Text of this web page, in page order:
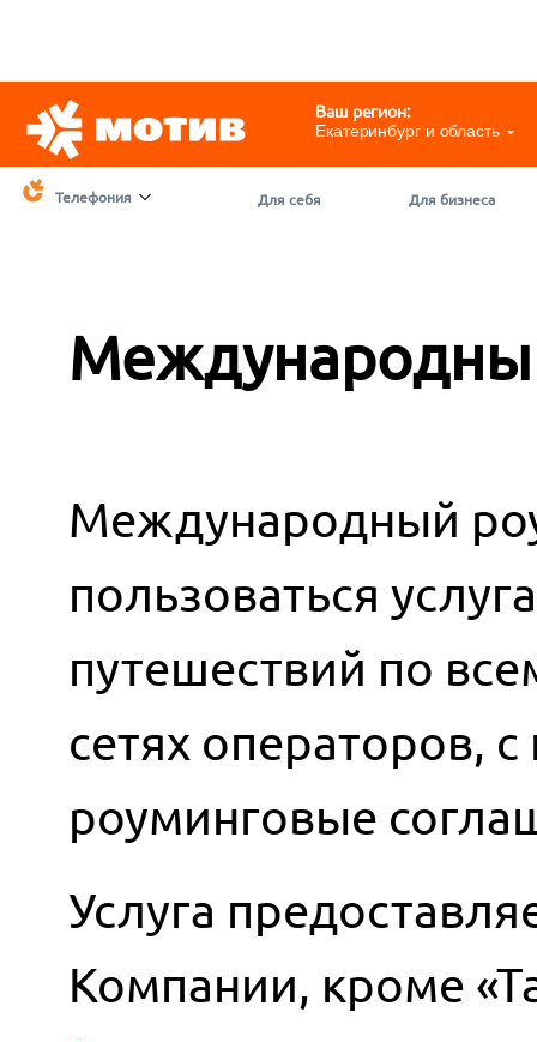
Ваш регион:
Екатеринбург и область
Телефония Для себя Для бизнеса
Международный
пользоваться
путешествий по
сетях операторов,
роуминговые
Услуга
Компании, кроме